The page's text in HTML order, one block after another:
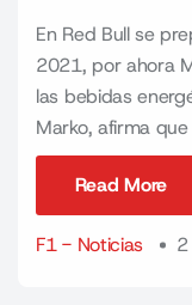
En Red Bull se
2021, por ahora
las bebidas
Marko, afirma
Read More
F1 - Noticias